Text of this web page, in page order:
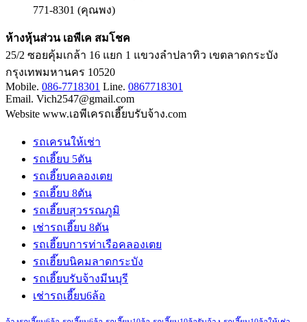
771-8301 (คุณพง)
ห้างหุ้นส่วน เอพีเค สมโชค
25/2 ซอยคุ้มเกล้า 16 แยก 1 แขวงลำปลาทิว เขตลาดกระบัง
กรุงเทพมหานคร 10520
Mobile. 086-7718301 Line. 0867718301
Email. Vich2547@gmail.com
Website www.เอพีเครถเฮี๊ยบรับจ้าง.com
รถเครนให้เช่า
รถเฮี๊ยบ 5ตัน
รถเฮี๊ยบคลองเตย
รถเฮี๊ยบ 8ตัน
รถเฮี๊ยบสุวรรณภูมิ
เช่ารถเฮี๊ยบ 8ตัน
รถเฮี๊ยบการท่าเรือคลองเตย
รถเฮี๊ยบนิคมลาดกระบัง
รถเฮี๊ยบรับจ้างมีนบุรี
เช่ารถเฮี๊ยบ6ล้อ